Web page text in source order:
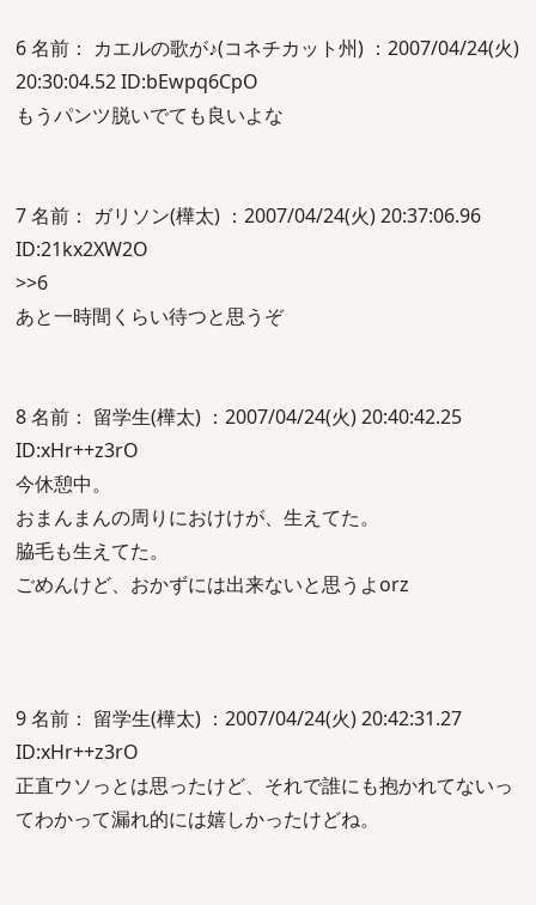
6 名前： カエルの歌が♪(コネチカット州) ：2007/04/24(火)
20:30:04.52 ID:bEwpq6CpO
もうパンツ脱いでても良いよな
7 名前： ガリソン(樺太) ：2007/04/24(火) 20:37:06.96
ID:21kx2XW2O
>>6
あと一時間くらい待つと思うぞ
8 名前： 留学生(樺太) ：2007/04/24(火) 20:40:42.25
ID:xHr++z3rO
今休憩中。
おまんまんの周りにおけけが、生えてた。
脇毛も生えてた。
ごめんけど、おかずには出来ないと思うよorz
9 名前： 留学生(樺太) ：2007/04/24(火) 20:42:31.27
ID:xHr++z3rO
正直ウソっとは思ったけど、それで誰にも抱かれてないっ
てわかって漏れ的には嬉しかったけどね。